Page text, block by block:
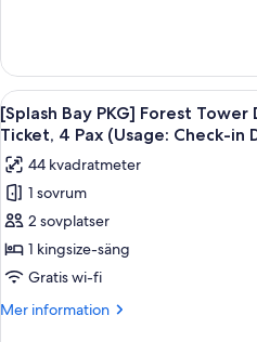
Double
Queen
+
Splash
Bay
(2pm~8pm)
Bay
PKG]
Sun
Tower
Double
Queen
+
Splash
Bay
Öppna
alla
foton
för
[Splash
Bay
PKG]
Forest
Tower
6
[Splash Bay PKG] Forest Tower
Ticket, 4 Pax (Usage: Check-in
44 kvadratmeter
1 sovrum
2 sovplatser
1 kingsize-säng
Gratis wi-fi
Mer information
Mer